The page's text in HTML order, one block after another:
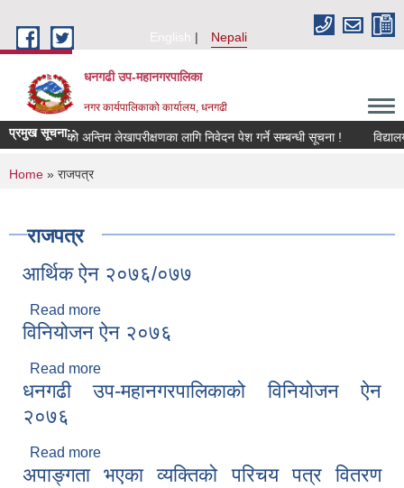
English
Nepali
धनगढी उप-महानगरपालिका
नगर कार्यपालिकाको कार्यालय, धनगढी
प्रमुख सूचना::
विद्यालयको अन्तिम लेखापरीक्षणका लागि निवेदन पेश गर्ने सम्बन्धी सूचना !
You are here
Home » राजपत्र
राजपत्र
आर्थिक ऐन २०७६/०७७
Read more
विनियोजन ऐन २०७६
Read more
धनगढी उप-महानगरपालिकाको विनियोजन ऐन
२०७६
Read more
अपाङ्गता भएका व्यक्तिको परिचय पत्र वितरण